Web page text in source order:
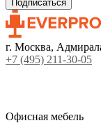
г. Москва,
+7 (495) 211-30-05
Офисная мебель